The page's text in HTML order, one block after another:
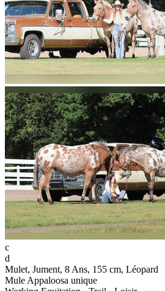
c
d
Mulet, Jument, 8 Ans, 155 cm, Léopard
Mule Appaloosa unique